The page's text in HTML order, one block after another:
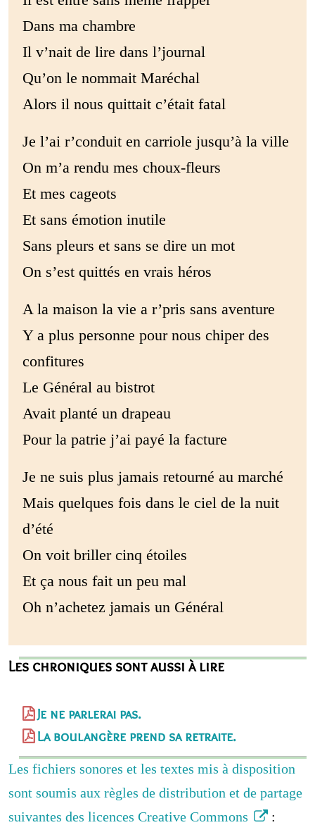
Dans ma chambre
Il v’nait de lire dans l’journal
Qu’on le nommait Maréchal
Alors il nous quittait c’était fatal
Je l’ai r’conduit en carriole jusqu’à la ville
On m’a rendu mes choux-fleurs
Et mes cageots
Et sans émotion inutile
Sans pleurs et sans se dire un mot
On s’est quittés en vrais héros
A la maison la vie a r’pris sans aventure
Y a plus personne pour nous chiper des
confitures
Le Général au bistrot
Avait planté un drapeau
Pour la patrie j’ai payé la facture
Je ne suis plus jamais retourné au marché
Mais quelques fois dans le ciel de la nuit
d’été
On voit briller cinq étoiles
Et ça nous fait un peu mal
Oh n’achetez jamais un Général
Les chroniques sont aussi à lire
Je ne parlerai pas.
La boulangère prend sa retraite.
Les fichiers sonores et les textes mis à disposition
sont soumis aux règles de distribution et de partage
suivantes des licences Creative Commons
: